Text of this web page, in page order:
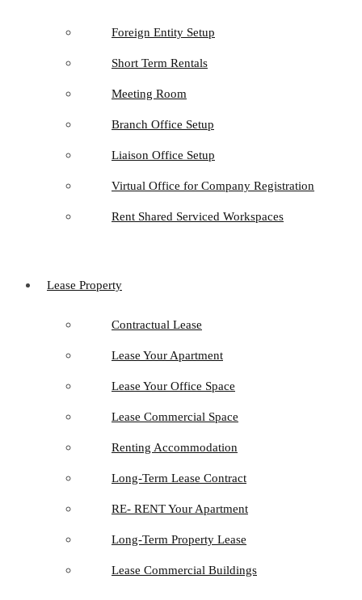
Foreign Entity Setup
Short Term Rentals
Meeting Room
Branch Office Setup
Liaison Office Setup
Virtual Office for Company Registration
Rent Shared Serviced Workspaces
Lease Property
Contractual Lease
Lease Your Apartment
Lease Your Office Space
Lease Commercial Space
Renting Accommodation
Long-Term Lease Contract
RE- RENT Your Apartment
Long-Term Property Lease
Lease Commercial Buildings